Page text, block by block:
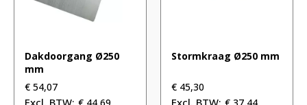
Dakdoorgang Ø250
mm
€ 54,07
€ 44,69
Stormkraag Ø250 mm
€ 45,30
€ 37,44